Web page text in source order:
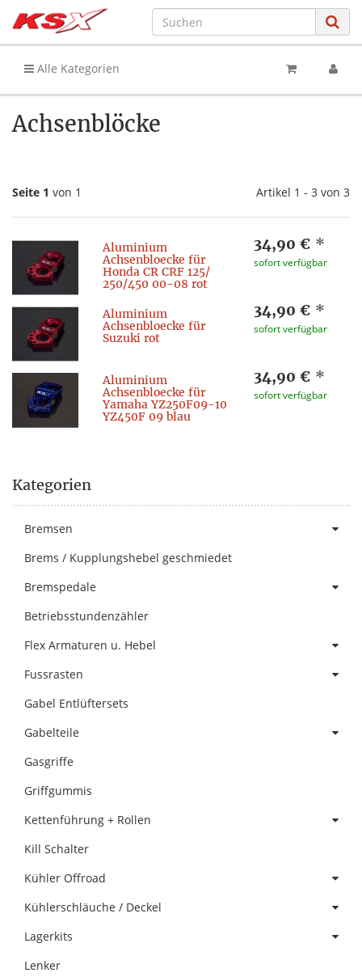
Alle Kategorien
Achsenblöcke
Seite 1 von 1 Artikel 1 - 3 von 3
Aluminium
Achsenbloecke für
Honda CR CRF 125/
250/450 00-08 rot
34,90 € *
sofort verfügbar
Aluminium
Achsenbloecke für
Suzuki rot
34,90 € *
sofort verfügbar
Aluminium
Achsenbloecke für
Yamaha YZ250F09-10
YZ450F 09 blau
34,90 € *
sofort verfügbar
Kategorien
Bremsen
Brems / Kupplungshebel geschmiedet
Bremspedale
Betriebsstundenzähler
Flex Armaturen u. Hebel
Fussrasten
Gabel Entlüftersets
Gabelteile
Gasgriffe
Griffgummis
Kettenführung + Rollen
Kill Schalter
Kühler Offroad
Kühlerschläuche / Deckel
Lagerkits
Lenker